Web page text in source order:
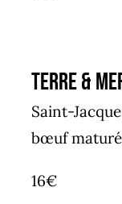
Terre &
Saint-
bœuf
16€